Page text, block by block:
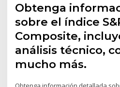
Obtenga
sobre el índice
Composite,
análisis técnico,
mucho más.